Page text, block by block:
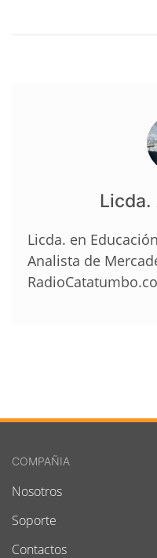
Licda. en
Analista de
COMPAÑIA
Nosotros
Soporte
Contactos